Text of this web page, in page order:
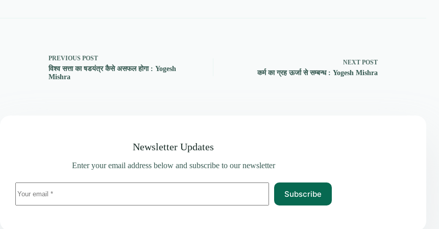
PREVIOUS POST
विश्व सत्ता का षडयंत्र कैसे असफल होगा : Yogesh
Mishra
NEXT POST
कर्म का ग्रह ऊर्जा से सम्बन्ध : Yogesh Mishra
Newsletter Updates
Enter your email address below and subscribe to our newsletter
Subscribe